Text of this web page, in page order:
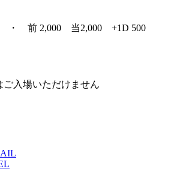
・ 前 2,000 当2,000 +1D 500
入場いただけません